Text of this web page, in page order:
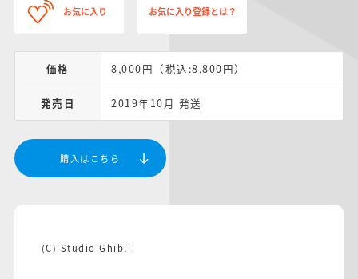
お気に入り お気に入り登録とは？
価格 8,000円（税込:8,800円）
発売日 2019年10月 発送
購入はこちら
(C) Studio Ghibli